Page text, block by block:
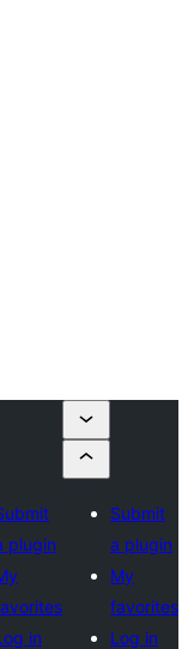
plugin
in
Submit
a plugin
My
favorites
Log in